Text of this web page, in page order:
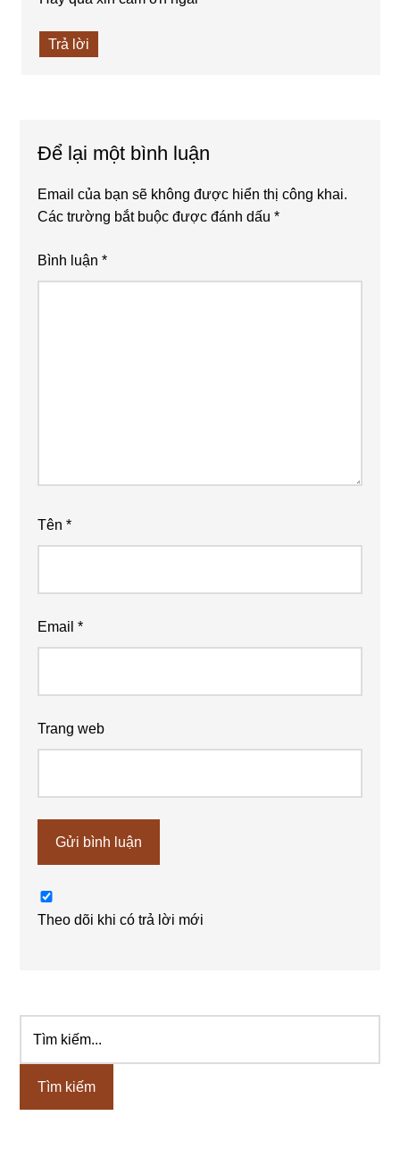
Trả lời
Để lại một bình luận
Email của bạn sẽ không được hiển thị công khai.
Các trường bắt buộc được đánh dấu*
Bình luận*
Tên*
Email*
Trang web
Theo dõi khi có trả lời mới
Sidebar
chính
kiếm...